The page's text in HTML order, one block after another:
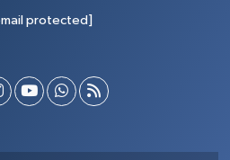
protected]